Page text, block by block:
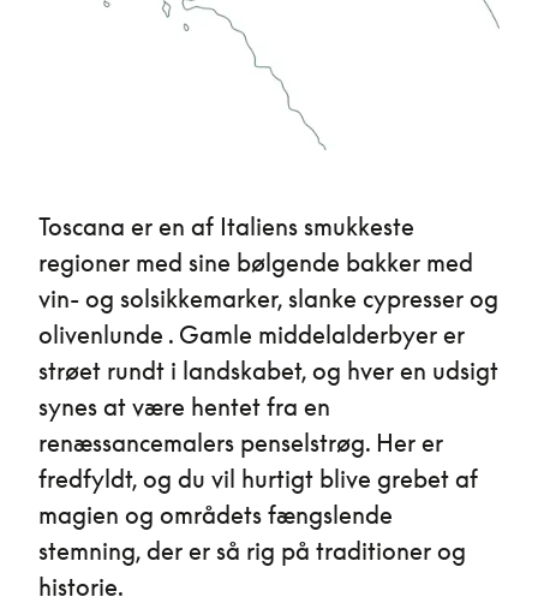
Toscana er en af Italiens smukkeste
regioner med sine bølgende bakker med
vin- og solsikkemarker, slanke cypresser og
olivenlunde . Gamle middelalderbyer er
strøet rundt i landskabet, og hver en udsigt
synes at være hentet fra en
renæssancemalers penselstrøg. Her er
fredfyldt, og du vil hurtigt blive grebet af
magien og områdets fængslende
stemning, der er så rig på traditioner og
historie.